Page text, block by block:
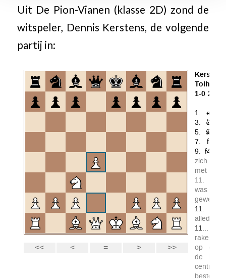
Uit De Pion-Vianen (klasse 2D) zond de
witspeler, Dennis Kerstens, de volgende
partij in: